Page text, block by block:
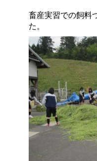
畜産実習での飼料
た。